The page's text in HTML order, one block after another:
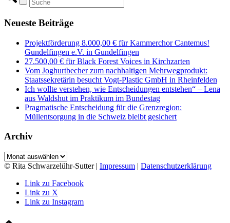
Neueste Beiträge
Projektförderung 8.000,00 € für Kammerchor Cantemus!
Gundelfingen e.V. in Gundelfingen
27.500,00 € für Black Forest Voices in Kirchzarten
Vom Joghurtbecher zum nachhaltigen Mehrwegprodukt:
Staatssekretärin besucht Vogt-Plastic GmbH in Rheinfelden
Ich wollte verstehen, wie Entscheidungen entstehen“ – Lena
aus Waldshut im Praktikum im Bundestag
Pragmatische Entscheidung für die Grenzregion:
Müllentsorgung in die Schweiz bleibt gesichert
Archiv
Archiv
© Rita Schwarzelühr-Sutter | Impressum | Datenschutzerklärung
Link zu Facebook
Link zu X
Link zu Instagram